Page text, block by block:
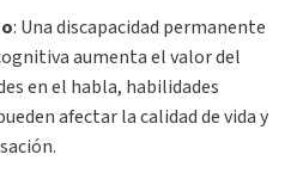
: Una discapacidad permanente
aumenta el valor del
en el habla, habilidades
afectar la calidad de vida y